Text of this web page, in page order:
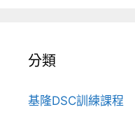
分類
基隆DSC訓練課程